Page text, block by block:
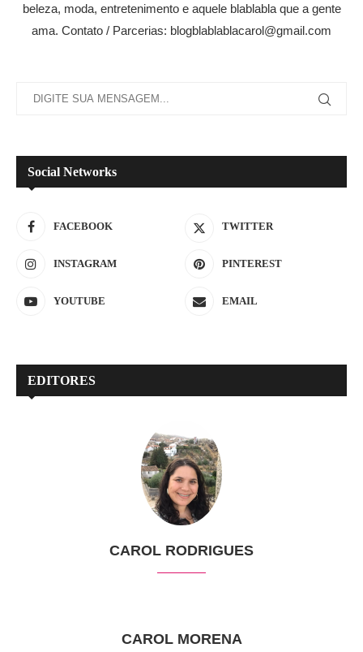
beleza, moda, entretenimento e aquele blablabla que a gente
ama. Contato / Parcerias: blogblablablacarol@gmail.com
Social Networks
FACEBOOK TWITTER
INSTAGRAM PINTEREST
YOUTUBE EMAIL
EDITORES
CAROL RODRIGUES
CAROL MORENA